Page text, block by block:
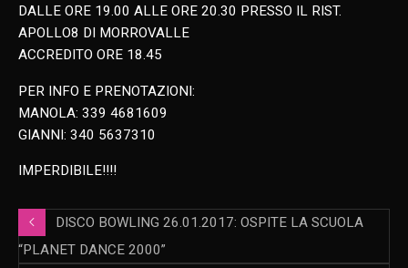
DALLE ORE 19.00 ALLE ORE 20.30 PRESSO IL RIST.
APOLLO8 DI MORROVALLE
ACCREDITO ORE 18.45
PER INFO E PRENOTAZIONI:
MANOLA: 339 4681609
GIANNI: 340 5637310
IMPERDIBILE!!!!
DISCO BOWLING 26.01.2017: OSPITE LA SCUOLA
“PLANET DANCE 2000”